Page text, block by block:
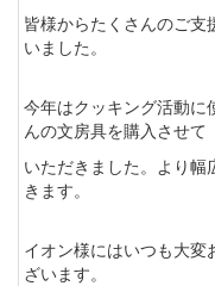
皆様からたくさんのご
いました。
今年はクッキング活動に
んの文房具を購入させて
いただきました。より
きます。
イオン様にはいつも大
ざいます。